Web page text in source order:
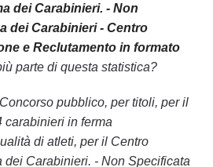
dei Carabinieri. - Non
dei Carabinieri - Centro
e Reclutamento in formato
parte di questa statistica?
pubblico, per titoli, per il
carabinieri in ferma
di atleti, per il Centro
dei Carabinieri. - Non Specificata